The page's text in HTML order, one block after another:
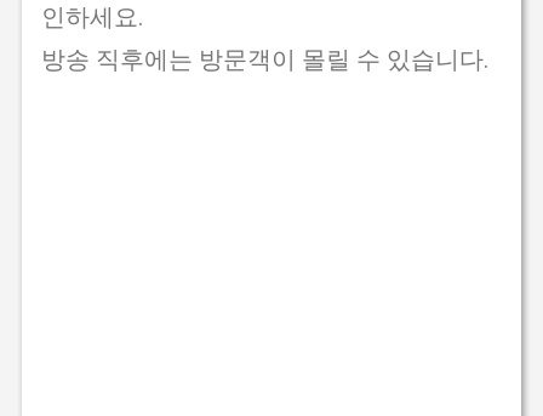
인하세요.
방송 직후에는 방문객이 몰릴 수 있습니다.